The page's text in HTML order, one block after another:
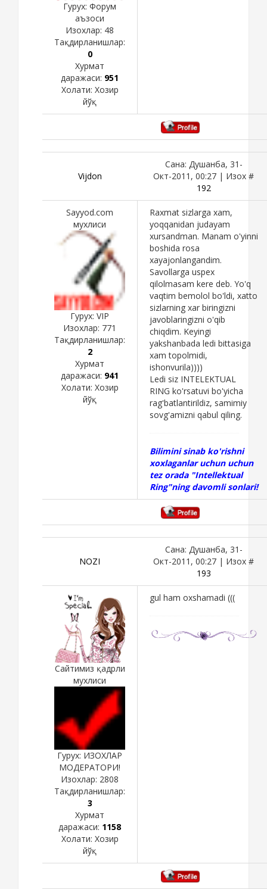
Гурух: Форум
аъзоси
Изохлар: 48
Тақдирланишлар:
0
Хурмат
даражаси: 951
Холати: Хозир
йўқ
Vijdon
Сана: Душанба, 31-
Окт-2011, 00:27 | Изох #
192
Sayyod.com
мухлиси
Гурух: VIP
Изохлар: 771
Тақдирланишлар:
2
Хурмат
даражаси: 941
Холати: Хозир
йўқ
Raxmat sizlarga xam,
yoqqanidan judayam
xursandman. Manam o'yinni
boshida rosa
xayajonlangandim.
Savollarga uspex
qilolmasam kere deb. Yo'q
vaqtim bemolol bo'ldi, xatto
sizlarning xar biringizni
javoblaringizni o'qib
chiqdim. Keyingi
yakshanbada ledi bittasiga
xam topolmidi,
ishonvurila))))
Ledi siz INTELEKTUAL
RING ko'rsatuvi bo'yicha
rag'batlantirildiz, samimiy
sovg'amizni qabul qiling.
Bilimini sinab ko'rishni
xoxlaganlar uchun uchun
tez orada "Intellektual
Ring"ning davomli sonlari!
NOZI
Сана: Душанба, 31-
Окт-2011, 00:27 | Изох #
193
Сайтимиз қадрли
мухлиси
Гурух: ИЗОХЛАР
МОДЕРАТОРИ!
Изохлар: 2808
Тақдирланишлар:
3
Хурмат
даражаси: 1158
Холати: Хозир
йўқ
gul ham oxshamadi (((